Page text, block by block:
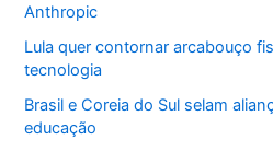
Anthropic
Lula quer contornar arcabouço
tecnologia
Brasil e Coreia do Sul selam
educação